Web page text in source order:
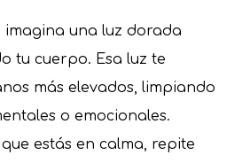
imagina una luz dorada
tu cuerpo. Esa luz te
más elevados, limpiando
o emocionales.
estás en calma, repite